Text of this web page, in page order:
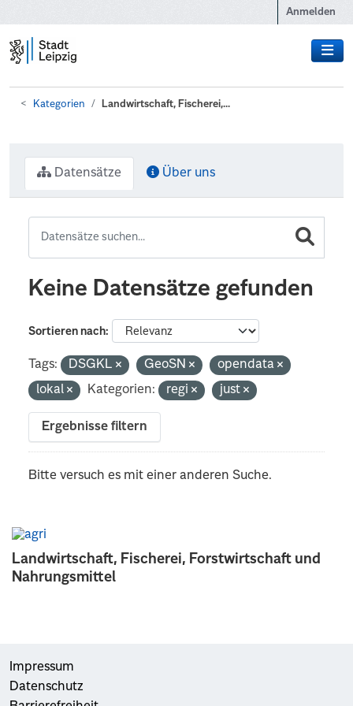
Anmelden
Kategorien Landwirtschaft, Fischerei,...
Landwirtschaft, Fischerei, Forstwirtschaft und
Nahrungsmittel
Datensätze Über uns
Keine Datensätze gefunden
Sortieren nach
Tags: DSGKL GeoSN
opendata
lokal
Kategorien: regi just
Ergebnisse filtern
Bitte versuch es mit einer anderen Suche.
Impressum
Datenschutz